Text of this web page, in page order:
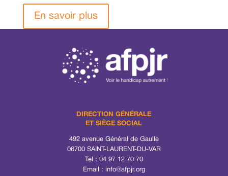
En savoir plus
DIRECTION GÉNÉRALE
ET SIÈGE SOCIAL
492 avenue Général de Gaulle
06700 SAINT-LAURENT-DU-VAR
Tel : 04 97 12 70 70
Email : info@afpjr.org